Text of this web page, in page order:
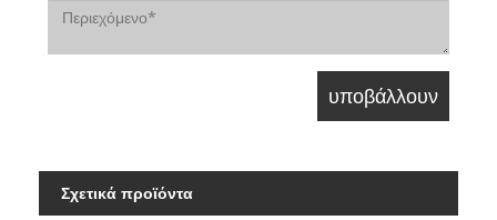
Σχετικά προϊόντα